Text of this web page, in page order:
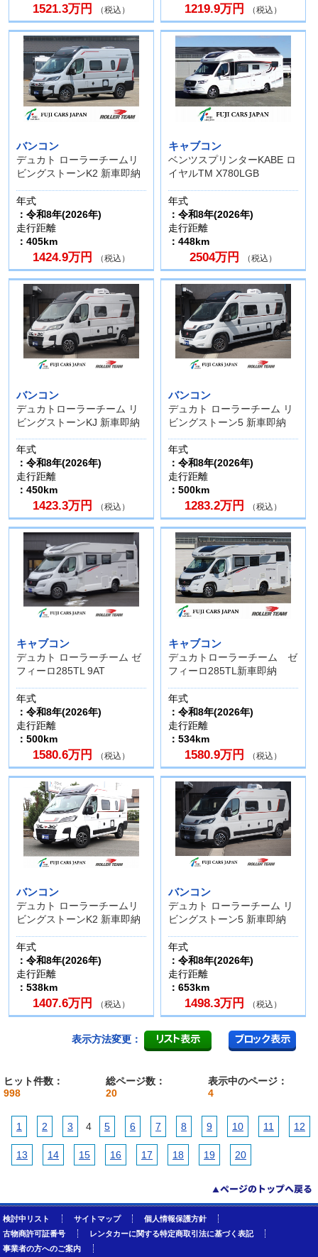
1521.3万円 （税込） 1219.9万円 （税込）
バンコン
デュカト ローラーチームリ
ビングストーンK2 新車即納
年式
：令和8年(2026年)
走行距離
：405km
1424.9万円 （税込）
キャブコン
ベンツスプリンターKABE ロ
イヤルTM X780LGB
年式
：令和8年(2026年)
走行距離
：448km
2504万円 （税込）
バンコン
デュカトローラーチーム リ
ビングストーンKJ 新車即納
年式
：令和8年(2026年)
走行距離
：450km
1423.3万円 （税込）
バンコン
デュカト ローラーチーム リ
ビングストーン5 新車即納
年式
：令和8年(2026年)
走行距離
：500km
1283.2万円 （税込）
キャブコン
デュカト ローラーチーム ゼ
フィーロ285TL 9AT
年式
：令和8年(2026年)
走行距離
：500km
1580.6万円 （税込）
キャブコン
デュカトローラーチーム ゼ
フィーロ285TL新車即納
年式
：令和8年(2026年)
走行距離
：534km
1580.9万円 （税込）
バンコン
デュカト ローラーチームリ
ビングストーンK2 新車即納
年式
：令和8年(2026年)
走行距離
：538km
1407.6万円 （税込）
バンコン
デュカト ローラーチーム リ
ビングストーン5 新車即納
年式
：令和8年(2026年)
走行距離
：653km
1498.3万円 （税込）
表示方法変更：
ヒット件数：
998
総ページ数：
20
表示中のページ：
4
1 2 3 4 5 6 7 8 9 10 11 12
13 14 15 16 17 18 19 20
検討中リスト サイトマップ
個人情報保護方針
古物商許可証番号
レンタカーに関する特定商取引法に基づく表記
事業者の方へのご案内